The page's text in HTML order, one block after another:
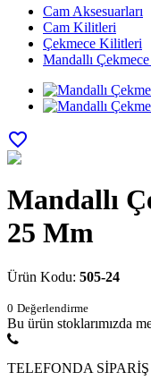
Cam Aksesuarları
Cam Kilitleri
Çekmece Kilitleri
Mandallı
favorite_border
Mandallı
25 Mm
Ürün Kodu: 505-24
0 Değerlendirme
Bu ürün stoklarımızda
TELEFONDA